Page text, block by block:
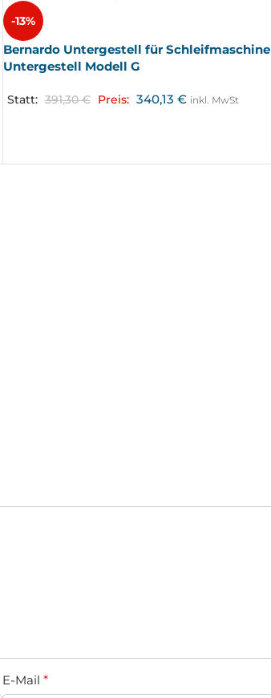
-13%
Bernardo Untergestell für Schleifmaschine
Untergestell Modell G
Statt: 391,30€ Preis: 340,13 € inkl. MwSt
E-Mail *